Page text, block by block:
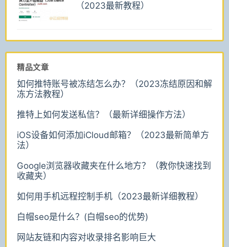
（2023最新教程）
精品文章
如何推特账号被冻结怎么办？（2023冻结原因和解
冻方法教程）
推特上如何发送私信？（最新详细操作方法）
iOS设备如何添加iCloud邮箱？（2023最新简单方
法）
Google浏览器收藏夹在什么地方？（教你快速找到
收藏夹）
如何用手机远程控制手机（2023最新详细教程）
白帽seo是什么？(白帽seo的优势)
网站友链和内容对收录排名影响巨大